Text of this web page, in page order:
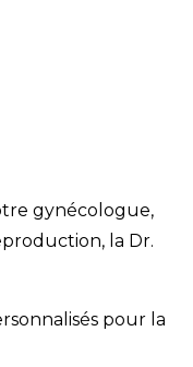
gynécologue,
la Dr.
pour la